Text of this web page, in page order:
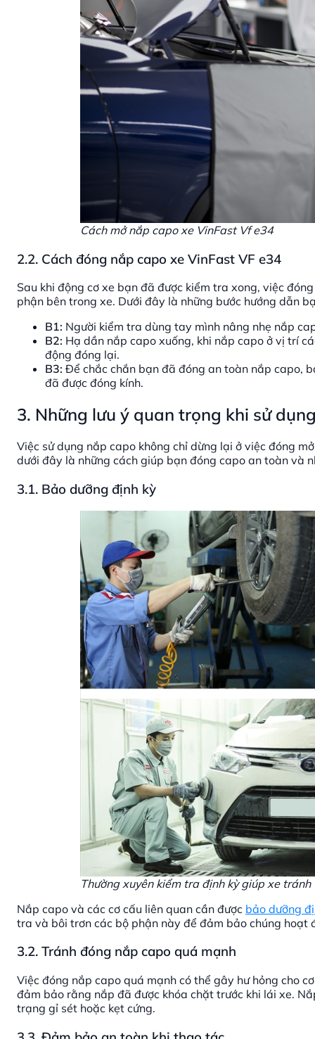
Cách mở nắp capo xe VinFast Vf e34
2.2. Cách đóng nắp capo xe VinFast VF e34
Sau khi động cơ xe bạn đã được kiểm tra xong, việc
phận bên trong xe. Dưới đây là những bước hướng dẫn
B1: Người kiểm tra dùng tay mình nâng nhẹ nắp
B2: Hạ dần nắp capo xuống, khi nắp capo ở vị trí
động đóng lại.
B3: Để chắc chắn bạn đã đóng an toàn nắp capo,
đã được đóng kính.
3. Những lưu ý quan trọng khi sử
Việc sử dụng nắp capo không chỉ dừng lại ở việc đóng
dưới đây là những cách giúp bạn đóng capo an toàn và
3.1. Bảo dưỡng định kỳ
Thường xuyên kiểm tra định kỳ giúp xe
Nắp capo và các cơ cấu liên quan cần được bảo dưỡng
tra và bôi trơn các bộ phận này để đảm bảo chúng hoạt
3.2. Tránh đóng nắp capo quá mạnh
Việc đóng nắp capo quá mạnh có thể gây hư hỏng cho
đảm bảo rằng nắp đã được khóa chặt trước khi lái xe.
trạng gỉ sét hoặc kẹt cứng.